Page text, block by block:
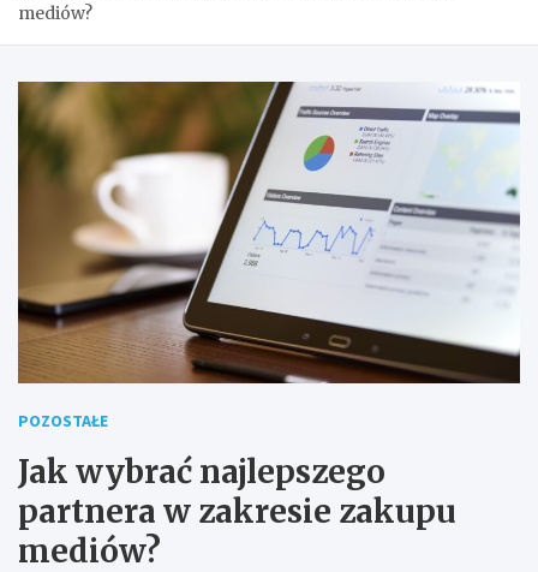
mediów?
POZOSTAŁE
Jak wybrać najlepszego
partnera w zakresie zakupu
mediów?